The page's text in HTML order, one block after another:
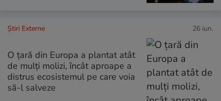
Știri Externe 26 iun.
O țară din Europa a plantat atât
de mulți molizi, încât aproape a
distrus ecosistemul pe care voia
să-l salveze